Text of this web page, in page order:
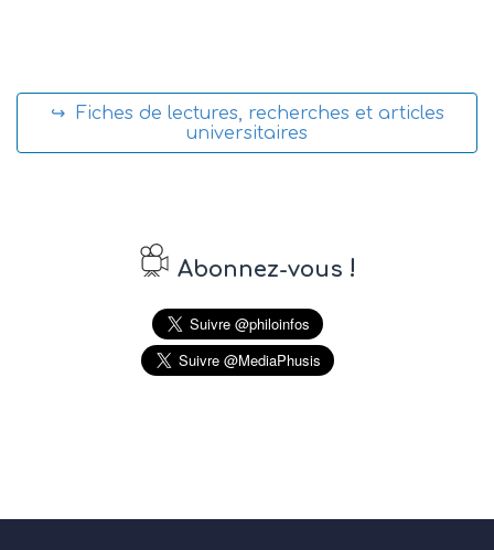
↪ Fiches de lectures, recherches et articles
universitaires
Abonnez-vous !